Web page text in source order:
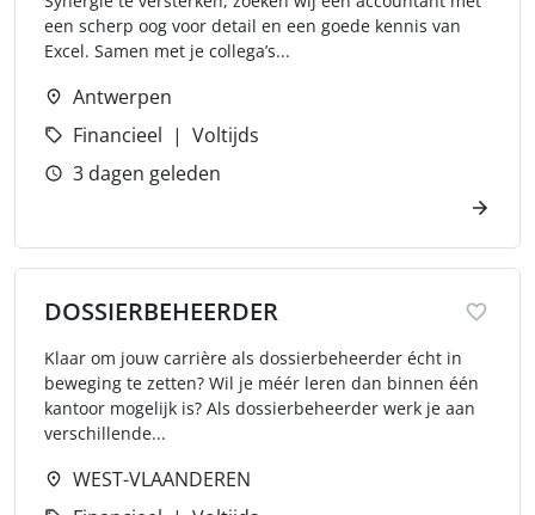
een scherp oog voor detail en een goede kennis van
Excel. Samen met je collega’s...
Antwerpen
Financieel
Voltijds
3 dagen geleden
DOSSIERBEHEERDER
Klaar om jouw carrière als dossierbeheerder écht in
beweging te zetten? Wil je méér leren dan binnen één
kantoor mogelijk is? Als dossierbeheerder werk je aan
verschillende...
WEST-VLAANDEREN